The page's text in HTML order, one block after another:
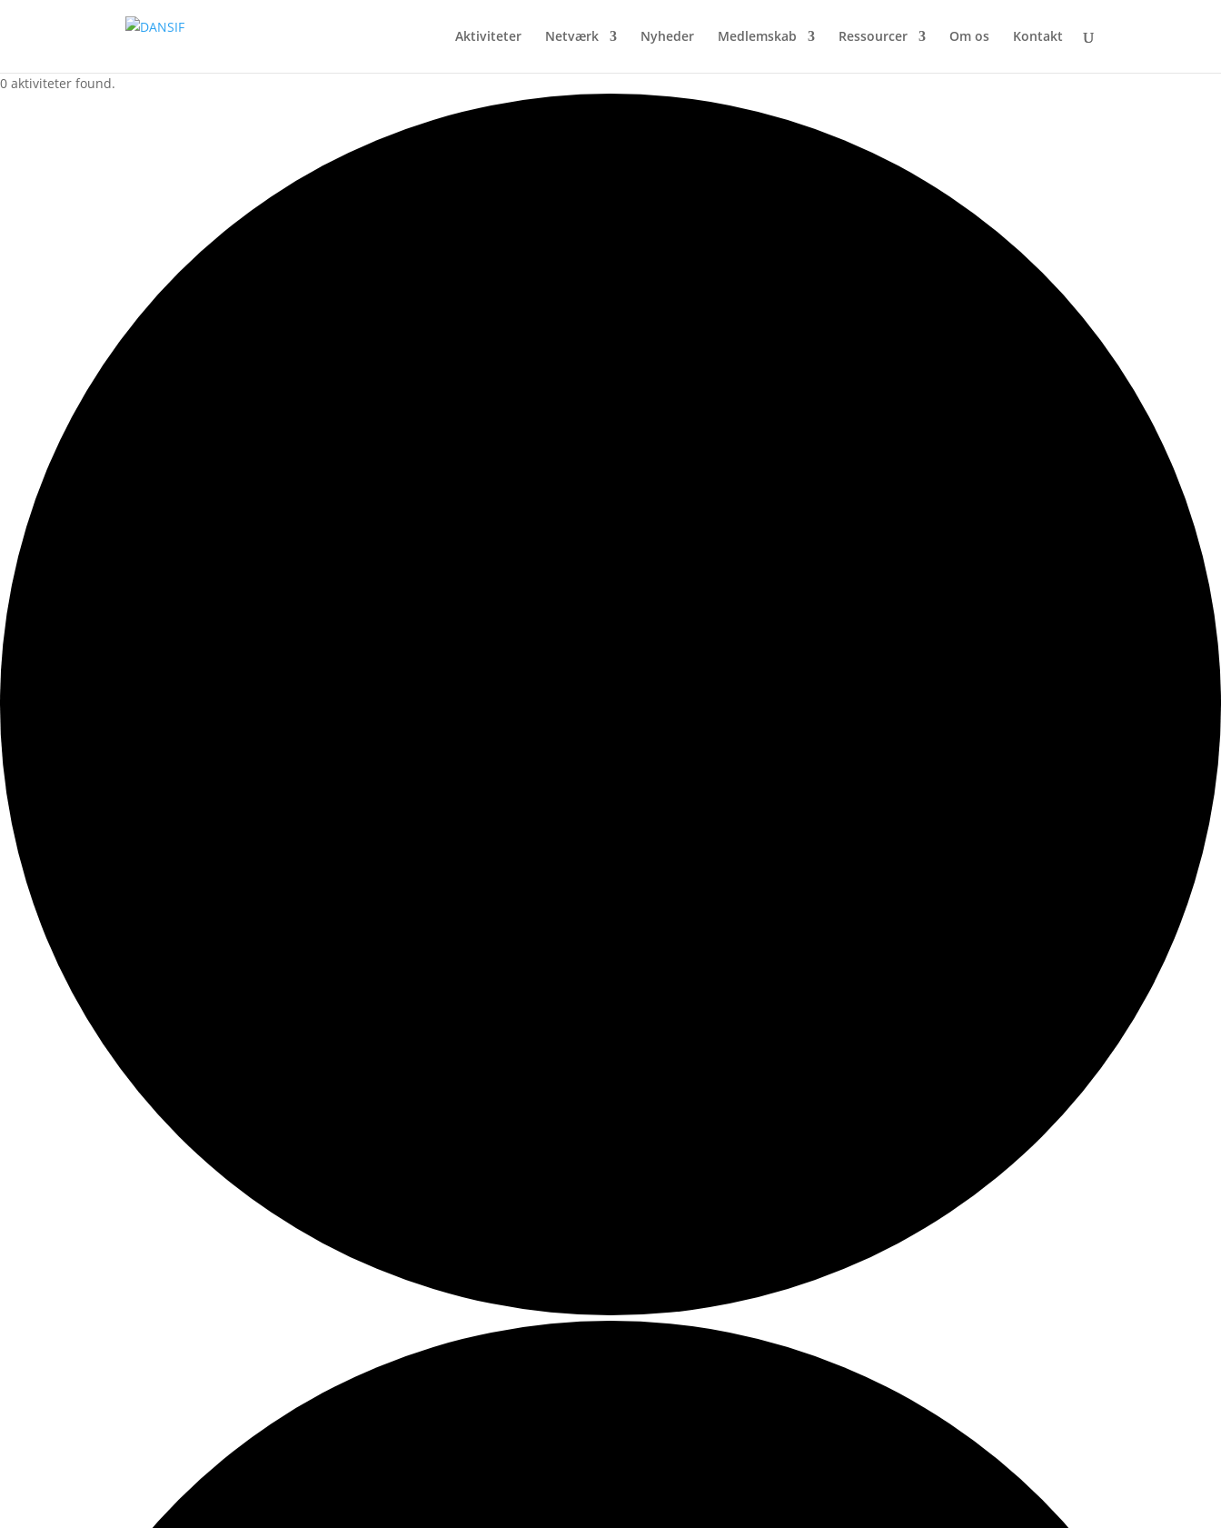
Aktiviteter Netværk Nyheder Medlemskab Ressourcer Om os Kontakt
0 aktiviteter found.